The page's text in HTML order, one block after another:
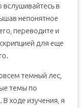
в
непонятное
переводите и
для еще
темный лес,
темы по
ходе изучения, я